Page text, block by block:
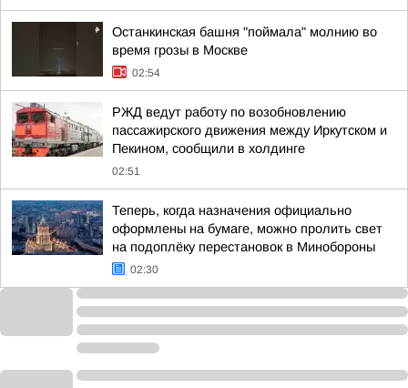
Останкинская башня "поймала" молнию во
время грозы в Москве
02:54
РЖД ведут работу по возобновлению
пассажирского движения между Иркутском и
Пекином, сообщили в холдинге
02:51
Теперь, когда назначения официально
оформлены на бумаге, можно пролить свет
на подоплёку перестановок в Минобороны
02:30